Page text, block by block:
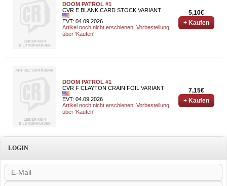
DOOM PATROL #1
CVR E BLANK CARD STOCK VARIANT
EVT: 04.09.2026
Artikel noch nicht erschienen. Vorbestellung
über 'Kaufen'!
5,10€
+ Kaufen
DOOM PATROL #1
CVR F CLAYTON CRAIN FOIL VARIANT
EVT: 04.09.2026
Artikel noch nicht erschienen. Vorbestellung
über 'Kaufen'!
7,15€
+ Kaufen
LOGIN